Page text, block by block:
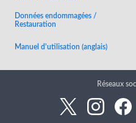
Données endommagées /
Restauration
Manuel d'utilisation (anglais)
Réseaux